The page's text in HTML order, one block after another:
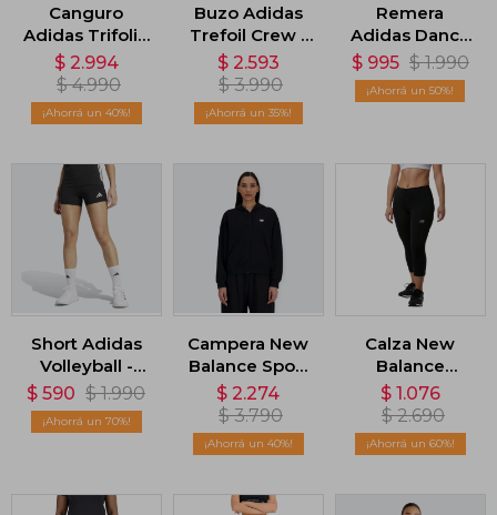
Canguro
Adidas Trifolio
- Negro
$ 2.994
$ 4.990
40
Buzo Adidas
Trefoil Crew -
Negro
$ 2.593
$ 3.990
35
Remera
Adidas Dance
Estampada -
Negro
$ 995 $ 1.990
50
Short Adidas
Volleyball -
Negro
$ 590 $ 1.990
70
Campera New
Balance Sport
Essentials -
Negro
$ 2.274
$ 3.790
40
Calza New
Balance
Accelerate
Capri - Negro
$ 1.076
$ 2.690
60